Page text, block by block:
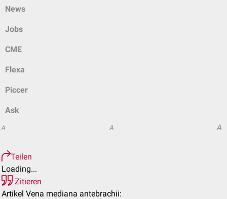
News
Jobs
CME
Flexa
Piccer
Ask
A A A
Teilen
Loading...
Zitieren
Artikel Vena mediana antebrachii: